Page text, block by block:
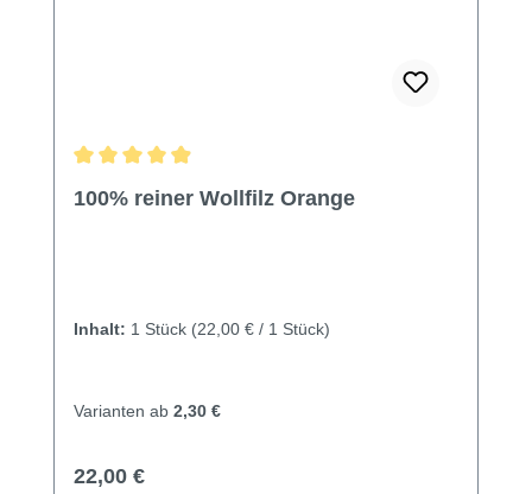
100% reiner Wollfilz Orange
Inhalt: 1 Stück (22,00 € / 1 Stück)
Varianten ab 2,30 €
Regulärer Preis:
22,00 €